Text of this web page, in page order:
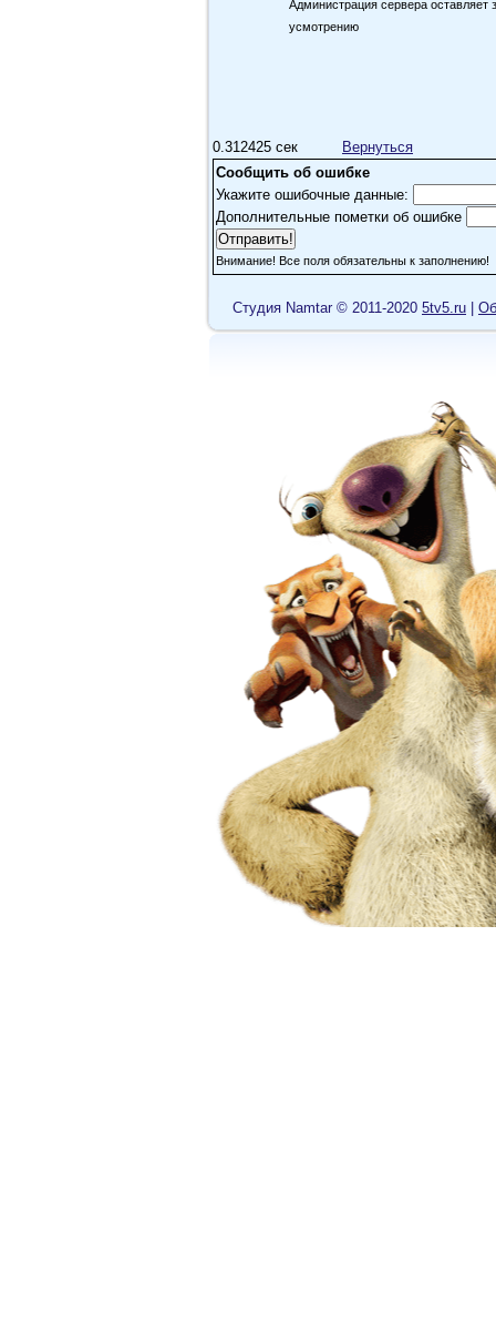
Администрация сервера оставляет
усмотрению
0.312425 сек
Вернуться
Сообщить об ошибке
Укажите ошибочные данные:
Дополнительные пометки об ошибке
Внимание! Все поля обязательны к заполнению!
Cтудия Namtar © 2011-2020 5tv5.ru